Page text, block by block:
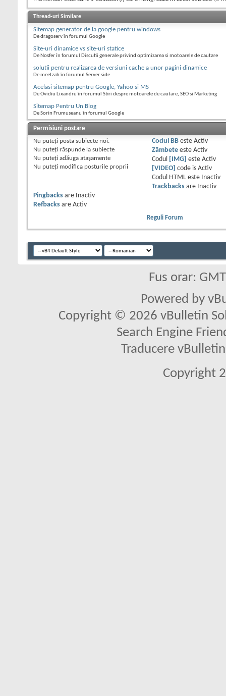
Thread-uri Similare
Sitemap generator de la google pentru windows
De dragoserv în forumul Google
Site-uri dinamice vs site-uri statice
De Nosfer în forumul Discutii generale privind optimizarea si motoarele de cautare
solutii pentru realizarea de versiuni cache a unor pagini dinamice
De meetzah în forumul Server side
Acelasi sitemap pentru Google, Yahoo si MS
De Ovidiu Lixandru în forumul Stiri despre motoarele de cautare, SEO si Marketing
Sitemap Pentru Un Blog
De Sorin Frumuseanu în forumul Google
Permisiuni postare
Nu puteţi posta subiecte noi.
Nu puteţi răspunde la subiecte
Nu puteţi adăuga ataşamente
Nu puteţi modifica posturile proprii
Codul BBeste Activ
Zâmbeteeste Activ
Codul
[IMG] este Activ
[VIDEO] code is Activ
Codul HTML este
Inactiv
Trackbacksare
Inactiv
Pingbacks are
Inactiv
Refbacks are Activ
Reguli Forum
Fus orar:
Powered by
Copyright © 2026 vBulletin
Search Engine
Traducere
Copyright